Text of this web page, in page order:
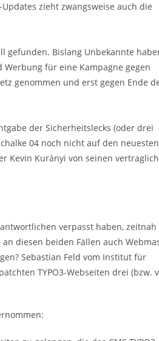
zieht zwangsweise auch die
gefunden. Bislang Unbekannte
für eine Kampagne gegen
genommen und erst gegen Ende
der Sicherheitslecks (oder drei
04 noch nicht auf den neuesten
Kevin Kurányi von seinen
verpasst haben, zeitnah
diesen beiden Fällen auch
Sebastian Feld vom Institut für
TYPO3-Webseiten drei (bzw.